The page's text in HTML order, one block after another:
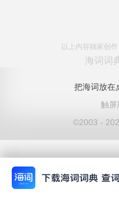
以上内容独家创
海词词
把海词放在
触屏
©2003 -